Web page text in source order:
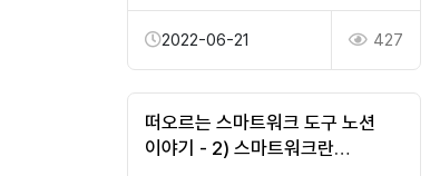
2022-06-21 427
떠오르는 스마트워크 도구 노션
이야기 - 2) 스마트워크란